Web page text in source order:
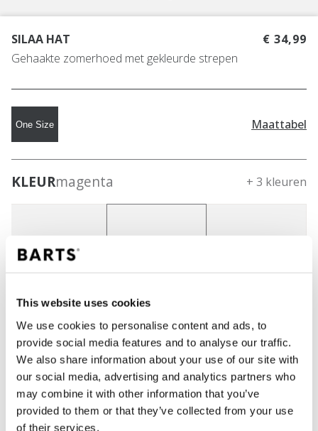
This website uses cookies
We use cookies to personalise content and ads, to
provide social media features and to analyse our traffic.
We also share information about your use of our site with
our social media, advertising and analytics partners who
may combine it with other information that you’ve
provided to them or that they’ve collected from your use
of their services.
SILAA HAT
Gehaakte zomerhoed met gekleurde strepen
€ 34,99
One Size Maattabel
KLEURmagenta + 3 kleuren